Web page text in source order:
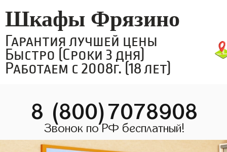
Шкафы Фрязино
Гарантия лучшей цены
Быстро (Сроки 3 дня)
Работаем с 2008г. (18 лет)
8 (800)7078908
Звонок по РФ бесплатный!